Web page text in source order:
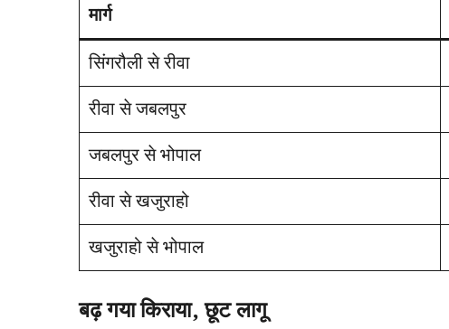
मार्ग
सिंगरौली से रीवा
रीवा से जबलपुर
जबलपुर से भोपाल
रीवा से खजुराहो
खजुराहो से भोपाल
बढ़ गया किराया, छूट लागू